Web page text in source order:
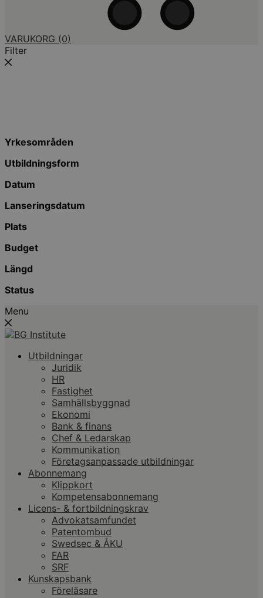
VARUKORG (0)
Filter
Yrkesområden
Utbildningsform
Datum
Lanseringsdatum
Plats
Budget
Längd
Status
Menu
Utbildningar
Juridik
HR
Fastighet
Samhällsbyggnad
Ekonomi
Bank & finans
Chef & Ledarskap
Kommunikation
Företagsanpassade utbildningar
Abonnemang
Klippkort
Kompetensabonnemang
Licens- & fortbildningskrav
Advokatsamfundet
Patentombud
Swedsec & ÅKU
FAR
SRF
Kunskapsbank
Föreläsare